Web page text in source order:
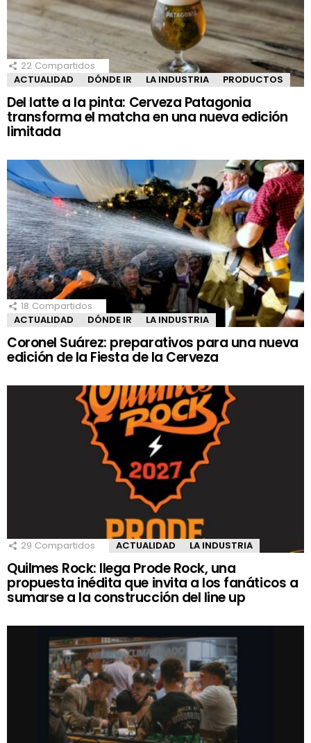
22 Compartidos
ACTUALIDAD
DÓNDE IR LA INDUSTRIA PRODUCTOS
Del latte a la pinta: Cerveza Patagonia
transforma el matcha en una nueva edición
limitada
18 Compartidos
ACTUALIDAD
DÓNDE IR LA INDUSTRIA
Coronel Suárez: preparativos para una nueva
edición de la Fiesta de la Cerveza
29 Compartidos ACTUALIDAD LA INDUSTRIA
Quilmes Rock: llega Prode Rock, una
propuesta inédita que invita a los fanáticos a
sumarse a la construcción del line up